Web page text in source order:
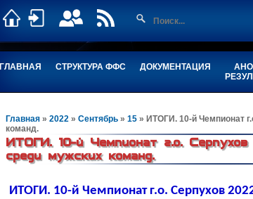
ГЛАВНАЯ СТРУКТУРА ФФС ДОКУМЕНТАЦИЯ
Главная » 2022 » Сентябрь » 15 » ИТОГИ. 10-й Чемпионат
команд.
ИТОГИ. 10-й Чемпионат г.о.
среди мужских команд.
ИТОГИ. 10-й Чемпионат г.о. Серпухов